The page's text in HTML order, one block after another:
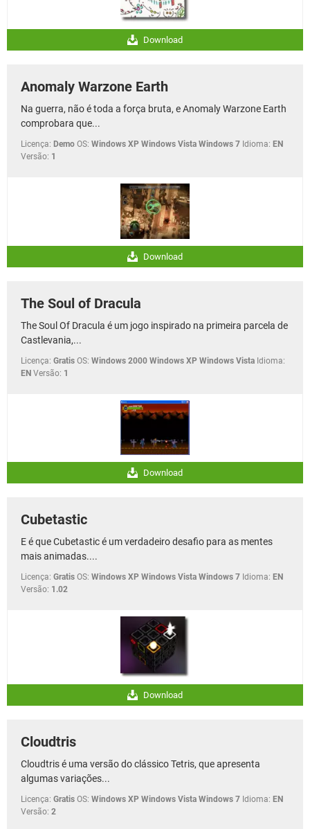
Download
Anomaly Warzone Earth
Na guerra, não é toda a força bruta, e Anomaly Warzone Earth
comprobara que...
Licença: Demo OS: Windows XP Windows Vista Windows 7 Idioma: EN
Versão: 1
Download
The Soul of Dracula
The Soul Of Dracula é um jogo inspirado na primeira parcela de
Castlevania,...
Licença: Gratis OS: Windows 2000 Windows XP Windows Vista Idioma:
EN Versão: 1
Download
Cubetastic
E é que Cubetastic é um verdadeiro desafio para as mentes
mais animadas....
Licença: Gratis OS: Windows XP Windows Vista Windows 7 Idioma: EN
Versão: 1.02
Download
Cloudtris
Cloudtris é uma versão do clássico Tetris, que apresenta
algumas variações...
Licença: Gratis OS: Windows XP Windows Vista Windows 7 Idioma: EN
Versão: 2